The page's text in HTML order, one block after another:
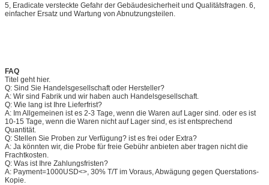
5, Eradicate versteckte Gefahr der Gebäudesicherheit und Qualitätsfragen. 6,
einfacher Ersatz und Wartung von Abnutzungsteilen.
FAQ
Titel geht hier.
Q: Sind Sie Handelsgesellschaft oder Hersteller?
A: Wir sind Fabrik und wir haben auch Handelsgesellschaft.
Q: Wie lang ist Ihre Lieferfrist?
A: Im Allgemeinen ist es 2-3 Tage, wenn die Waren auf Lager sind. oder es ist
10-15 Tage, wenn die Waren nicht auf Lager sind, es ist entsprechend
Quantität.
Q: Stellen Sie Proben zur Verfügung? ist es frei oder Extra?
A: Ja könnten wir, die Probe für freie Gebühr anbieten aber tragen nicht die
Frachtkosten.
Q: Was ist Ihre Zahlungsfristen?
A: Payment=1000USD<>, 30% T/T im Voraus, Abwägung gegen Querstations-
Kopie.